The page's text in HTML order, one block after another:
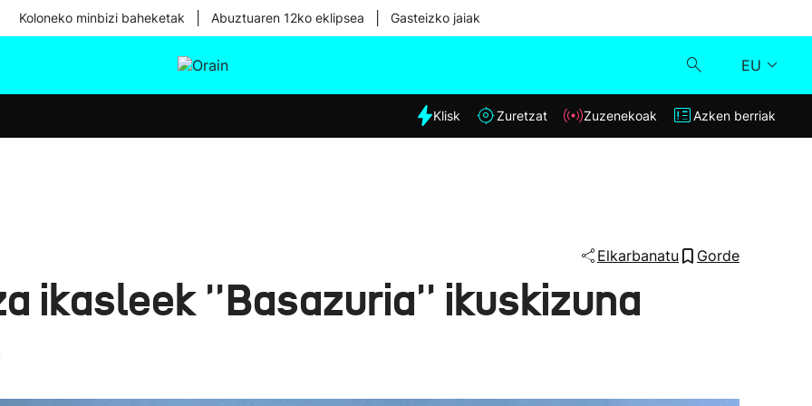
Koloneko minbizi baheketak Abuztuaren 12ko eklipsea Gasteizko jaiak
EU
Eguraldia
Klisk
Klisk Zuretzat Zuzenekoak Azken berriak
Elkarbanatu Gorde
ikasleek ''Basazuria'' ikuskizuna